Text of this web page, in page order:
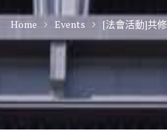
Home Events [法會活動]共